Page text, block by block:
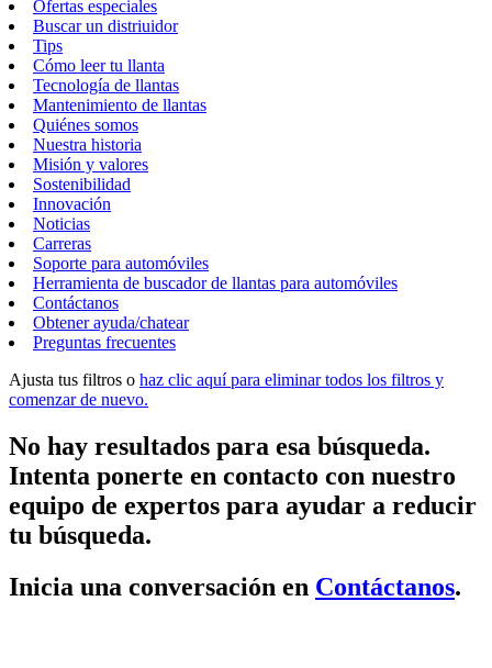
Ofertas especiales
Buscar un distriuidor
Tips
Cómo leer tu llanta
Tecnología de llantas
Mantenimiento de llantas
Quiénes somos
Nuestra historia
Misión y valores
Sostenibilidad
Innovación
Noticias
Carreras
Soporte para automóviles
Herramienta de buscador de llantas para automóviles
Contáctanos
Obtener ayuda/chatear
Preguntas frecuentes
Ajusta tus filtros o haz clic aquí para eliminar todos los filtros y
comenzar de nuevo.
No hay resultados para esa búsqueda.
Intenta ponerte en contacto con nuestro
equipo de expertos para ayudar a reducir
tu búsqueda.
Inicia una conversación en Contáctanos.